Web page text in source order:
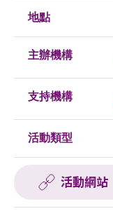
地點
主辦機構
支持機構
活動類型
活動網站